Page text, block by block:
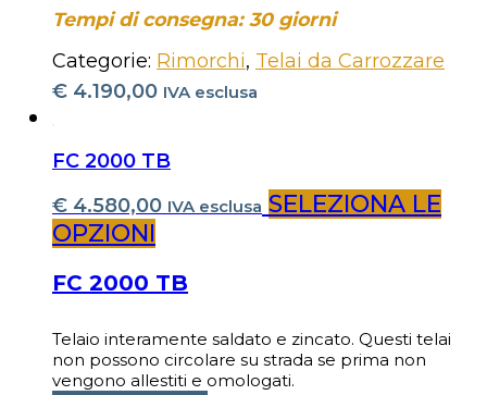
Tempi di consegna: 30 giorni
Categorie: Rimorchi, Telai da Carrozzare
€ 4.190,00 IVA esclusa
FC 2000 TB
€ 4.580,00 IVA esclusa SELEZIONA LE
OPZIONI
FC 2000 TB
Telaio interamente saldato e zincato. Questi telai
non possono circolare su strada se prima non
vengono allestiti e omologati.